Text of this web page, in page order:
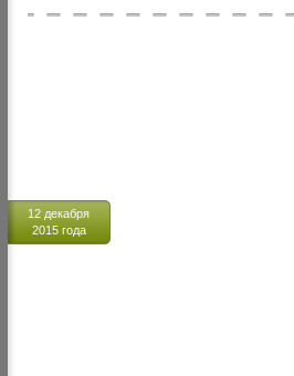
12 декабря
2015 года